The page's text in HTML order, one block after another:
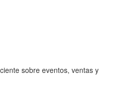
sobre eventos, ventas y